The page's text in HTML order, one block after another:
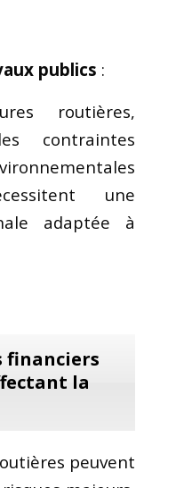
publics :
routières,
contraintes
une
adaptée à
financiers
la
peuvent